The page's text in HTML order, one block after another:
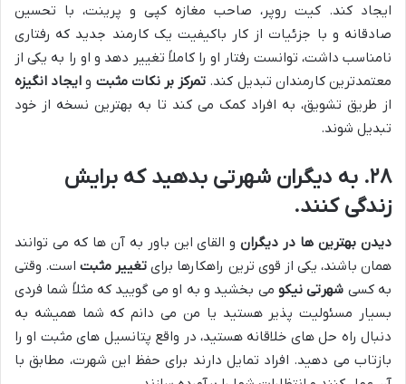
ایجاد کند. کیت روپر، صاحب مغازه کپی و پرینت، با تحسین
صادقانه و با جزئیات از کار باکیفیت یک کارمند جدید که رفتاری
نامناسب داشت، توانست رفتار او را کاملاً تغییر دهد و او را به یکی از
معتمدترین کارمندان تبدیل کند. تمرکز بر نکات مثبت و ایجاد انگیزه
از طریق تشویق، به افراد کمک می کند تا به بهترین نسخه از خود
تبدیل شوند.
۲۸. به دیگران شهرتی بدهید که برایش
زندگی کنند.
دیدن بهترین ها در دیگرانو القای این باور به آن ها که می توانند
همان باشند، یکی از قوی ترین راهکارها برای تغییر مثبتاست. وقتی
به کسی شهرتی نیکو می بخشید و به او می گویید که مثلاً شما فردی
بسیار مسئولیت پذیر هستید یا من می دانم که شما همیشه به
دنبال راه حل های خلاقانه هستید، در واقع پتانسیل های مثبت او را
بازتاب می دهید. افراد تمایل دارند برای حفظ این شهرت، مطابق با